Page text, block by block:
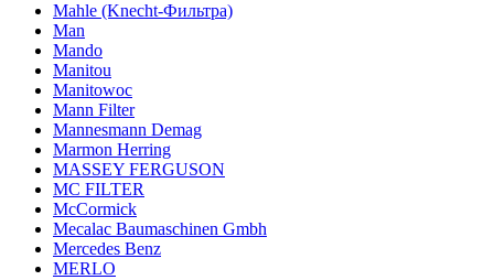
Mahle (Knecht-Фильтра)
Man
Mando
Manitou
Manitowoc
Mann Filter
Mannesmann Demag
Marmon Herring
MASSEY FERGUSON
MC FILTER
McCormick
Mecalac Baumaschinen Gmbh
Mercedes Benz
MERLO